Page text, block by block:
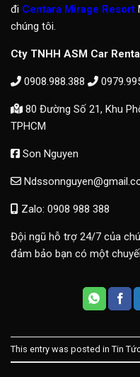
đi Centara Mirage Resort
chúng tôi.
Cty TNHH ASM Car
0908.988.388
80 Đường Số 21, Khu
TPHCM
Son Nguyen
Zalo: 0908 988 388
Đội ngũ hỗ trợ 24/7 của
đảm bảo bạn có một
This entry was posted in Tin